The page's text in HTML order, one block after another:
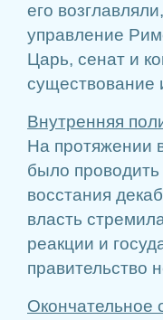
его
управление
Царь, сенат и
существование
Внутренняя
На протяжении
было
восстания
власть
реакции и
правительство
Окончательное